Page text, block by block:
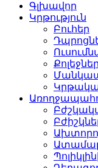
Գլխավոր
Կրթություն
Բուհեր­
Քոլեջներ­